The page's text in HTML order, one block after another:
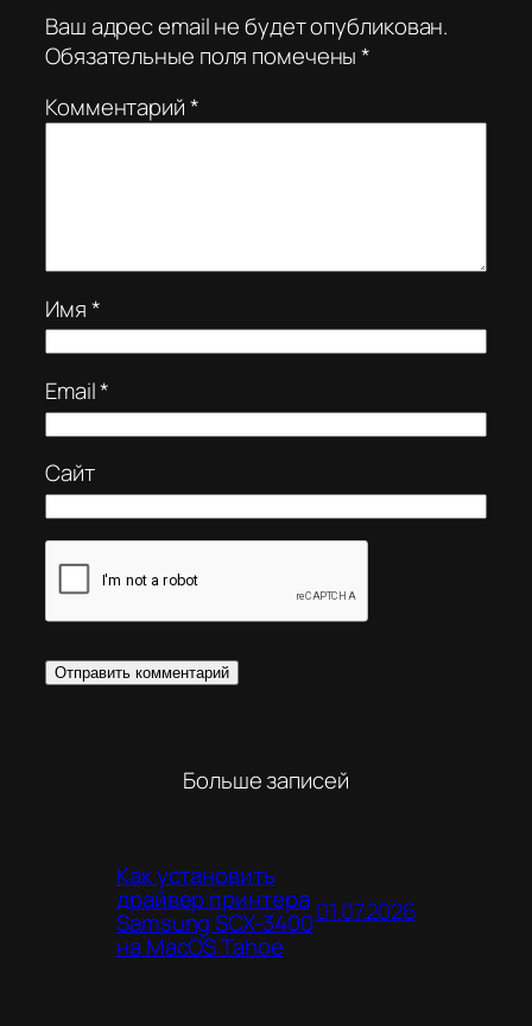
Ваш адрес email не будет опубликован.
Обязательные поля помечены*
Комментарий*
Имя*
Email*
Сайт
Больше записей
Как установить
драйвер принтера
Samsung SCX-3400
на MacOS Tahoe
01.07.2026